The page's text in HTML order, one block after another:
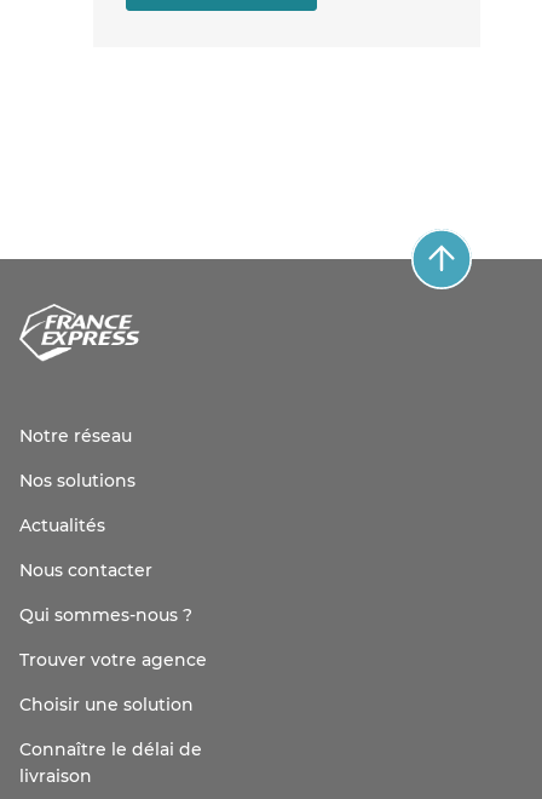
Notre réseau
Nos solutions
Actualités
Nous contacter
Qui sommes-nous ?
Trouver votre agence
Choisir une solution
Connaître le délai de
livraison